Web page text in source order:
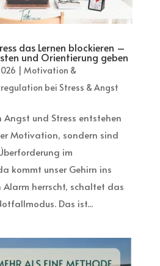
das Lernen blockieren –
und Orientierung geben
Motivation &
bei Stress & Angst
Angst und Stress entstehen
Motivation, sondern sind
im
kommt unser Gehirn ins
Alarm herrscht, schaltet das
Das ist...